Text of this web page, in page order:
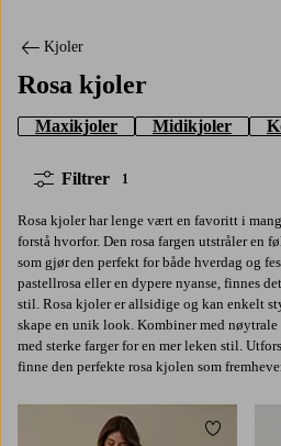
Kjoler
Rosa kjoler
Maxikjoler Midikjoler
Filtrer 1
Rosa kjoler har lenge vært en favoritt i
forstå hvorfor. Den rosa fargen utstråler en
som gjør den perfekt for både hverdag og
pastellrosa eller en dypere nyanse, finnes
stil. Rosa kjoler er allsidige og kan enkelt
skape en unik look. Kombiner med
med sterke farger for en mer leken stil.
finne den perfekte rosa kjolen som
Legg til